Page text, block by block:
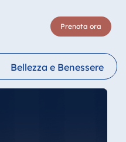
Prenota ora
Bellezza e Benessere